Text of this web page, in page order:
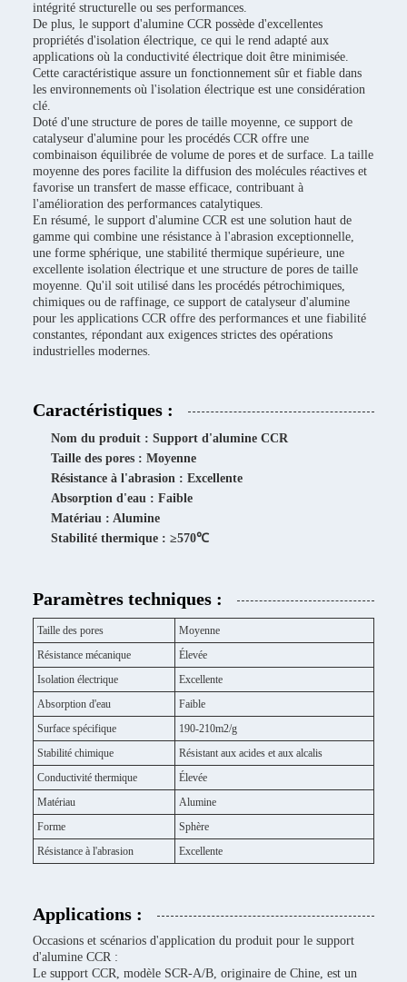
intégrité structurelle ou ses performances.
De plus, le support d'alumine CCR possède d'excellentes
propriétés d'isolation électrique, ce qui le rend adapté aux
applications où la conductivité électrique doit être minimisée.
Cette caractéristique assure un fonctionnement sûr et fiable dans
les environnements où l'isolation électrique est une considération
clé.
Doté d'une structure de pores de taille moyenne, ce support de
catalyseur d'alumine pour les procédés CCR offre une
combinaison équilibrée de volume de pores et de surface. La taille
moyenne des pores facilite la diffusion des molécules réactives et
favorise un transfert de masse efficace, contribuant à
l'amélioration des performances catalytiques.
En résumé, le support d'alumine CCR est une solution haut de
gamme qui combine une résistance à l'abrasion exceptionnelle,
une forme sphérique, une stabilité thermique supérieure, une
excellente isolation électrique et une structure de pores de taille
moyenne. Qu'il soit utilisé dans les procédés pétrochimiques,
chimiques ou de raffinage, ce support de catalyseur d'alumine
pour les applications CCR offre des performances et une fiabilité
constantes, répondant aux exigences strictes des opérations
industrielles modernes.
Caractéristiques :
Nom du produit : Support d'alumine CCR
Taille des pores : Moyenne
Résistance à l'abrasion : Excellente
Absorption d'eau : Faible
Matériau : Alumine
Stabilité thermique : ≥570℃
Paramètres techniques :
Taille des pores
Moyenne
Résistance mécanique
Élevée
Isolation électrique
Excellente
Absorption d'eau
Faible
Surface spécifique
190-210m2/g
Stabilité chimique
Résistant aux acides et aux alcalis
Conductivité thermique
Élevée
Matériau
Alumine
Forme
Sphère
Résistance à l'abrasion
Excellente
Applications :
Occasions et scénarios d'application du produit pour le support
d'alumine CCR :
Le support CCR, modèle SCR-A/B, originaire de Chine, est un